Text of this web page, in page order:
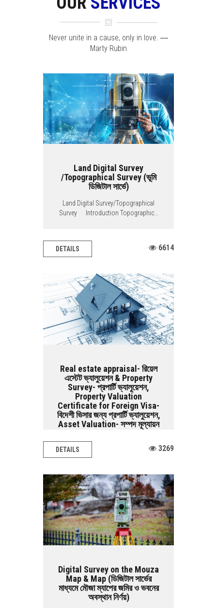
Never unite in a cause, only in love. ―
Marty Rubin
Land Digital Survey
/Topographical Survey (ভূমি
ডিজিটাল সার্ভে)
Land Digital Survey/Topographical
Survey Introduction Topographic...
DETAILS 6614
Real estate appraisal- রিয়েল
এস্টেট ভ্যালুয়েশন & Property
Survey- প্রপার্টি ভ্যালুয়েশন,
Property Valuation
Certificate for Foreign Visa-
বিদেশী ভিসার জন্য প্রপার্টি ভ্যালুয়েশন,
Asset Valuation- সম্পদ মূল্যায়ন
Architectural Design BASIC SERVICES:
Land Survey Road Survey Railway
Survey Airport...
DETAILS 3269
Digital Survey on the Mouza
Map & Map (ডিজিটাল সার্ভের
মাধ্যমে মৌজা ম্যাপের জমির ও ভবনের
অবস্থান নির্ণয়)